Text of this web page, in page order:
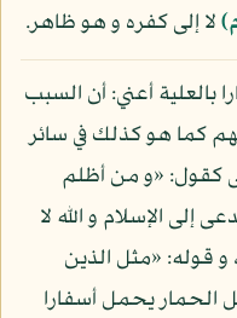
لا إلى كفره و هو ظاهر.
بالعلية أعني: أن السبب
كما هو كذلك في سائر
كقول: «و من أظلم
إلى الإسلام و الله لا
يهدي القوم الظالمين:» الصف - 7، و قوله: «مثل الذين
الحمار يحمل أسفارا